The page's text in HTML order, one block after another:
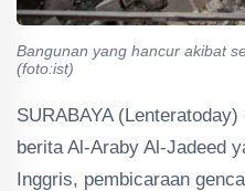
Bangunan yang hancur akibat
(foto:ist)
SURABAYA
berita Al-Araby Al-Jadeed
Inggris, pembicaraan